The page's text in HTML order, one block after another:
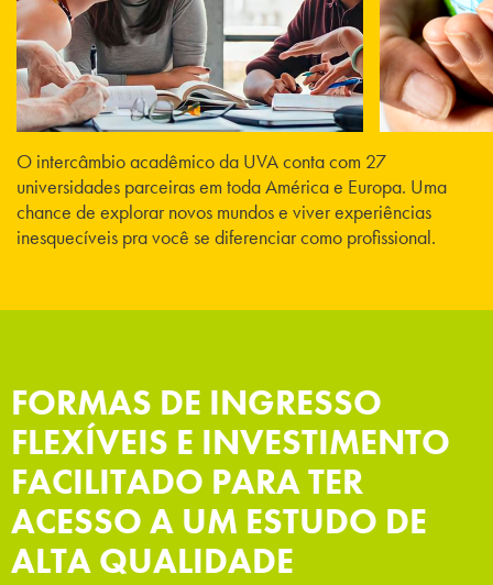
O intercâmbio acadêmico da UVA conta com 27
universidades parceiras em toda América e Europa. Uma
chance de explorar novos mundos e viver experiências
inesquecíveis pra você se diferenciar como profissional.
FORMAS DE INGRESSO
FLEXÍVEIS E INVESTIMENTO
FACILITADO PARA TER
ACESSO A UM ESTUDO DE
ALTA QUALIDADE